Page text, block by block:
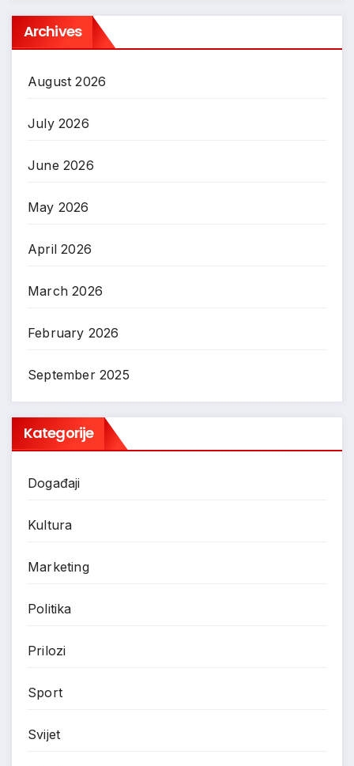
Archives
August 2026
July 2026
June 2026
May 2026
April 2026
March 2026
February 2026
September 2025
Kategorije
Događaji
Kultura
Marketing
Politika
Prilozi
Sport
Svijet